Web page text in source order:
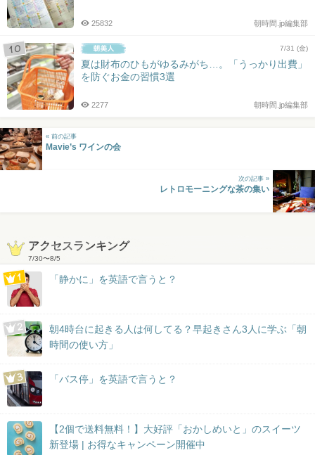
朝時間.jp編集部
25832
7/31 (金)
夏は財布のひもがゆるみがち…。「うっかり出費」
を防ぐお金の習慣3選
朝時間.jp編集部
2277
« 前の記事
Mavie’s ワインの会
次の記事 »
レトロモーニングな茶の集い
アクセスランキング
7/30〜8/5
「静かに」を英語で言うと？
朝4時台に起きる人は何してる？早起きさん3人に学ぶ「朝
時間の使い方」
「バス停」を英語で言うと？
【2個で送料無料！】大好評「おかしめいと」のスイーツ
新登場 | お得なキャンペーン開催中